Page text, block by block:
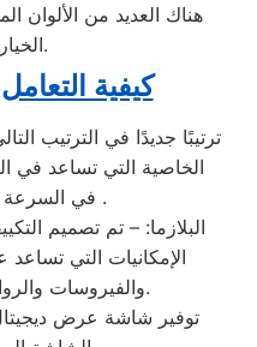
هناك العديد من الألوان
الخيارات المختلفة.
كيفية
ترتيبًا جديدًا في الترتيب
الخاصية التي تساعد في
في السرعة ، حيث هذه السرعة .
الإمكانيات التي
والفيروسات والروائح الكريهة والتمتع بالهواء.